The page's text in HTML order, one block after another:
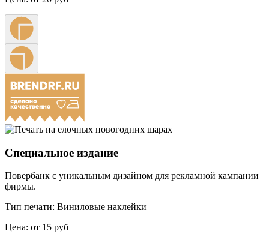
Специальное издание
Повербанк с уникальным дизайном для рекламной кампании
фирмы.
Тип печати: Виниловые наклейки
Цена: от 15 руб